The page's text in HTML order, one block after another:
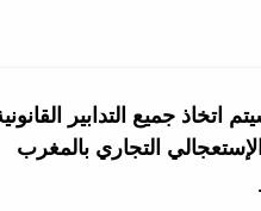
جميع التدابير